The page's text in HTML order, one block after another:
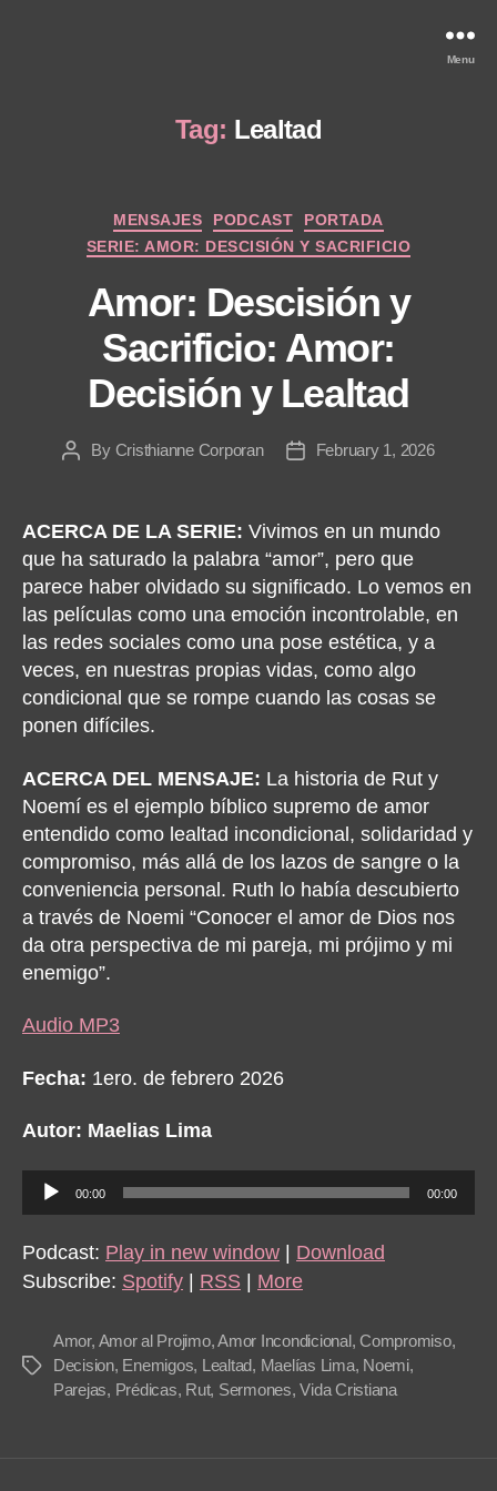
Menu
Tag: Lealtad
Categories
MENSAJES PODCAST
PORTADA
SERIE: AMOR: DESCISIÓN Y SACRIFICIO
Amor: Descisión y
Sacrificio: Amor:
Decisión y Lealtad
PostBy Cristhianne Corporan
PostFebruary 1, 2026
ACERCA DE LA SERIE: Vivimos en un mundo
que ha saturado la palabra “amor”, pero que
parece haber olvidado su significado. Lo vemos en
las películas como una emoción incontrolable, en
las redes sociales como una pose estética, y a
veces, en nuestras propias vidas, como algo
condicional que se rompe cuando las cosas se
ponen difíciles.
ACERCA DEL MENSAJE: La historia de Rut y
Noemí es el ejemplo bíblico supremo de amor
entendido como lealtad incondicional, solidaridad y
compromiso, más allá de los lazos de sangre o la
conveniencia personal. Ruth lo había descubierto
a través de Noemi “Conocer el amor de Dios nos
da otra perspectiva de mi pareja, mi prójimo y mi
enemigo”.
Audio MP3
Fecha: 1ero. de febrero 2026
Autor: Maelias Lima
u
d
i
l
00:00 00:00
Podcast: Play in new window
Download
Subscribe: Spotify RSS More
Tags
Amor, Amor al Projimo,Amor Incondicional,Compromiso,
Decision, Enemigos, Lealtad, Maelías Lima, Noemi,
Parejas, Prédicas, Rut, Sermones,Vida Cristiana